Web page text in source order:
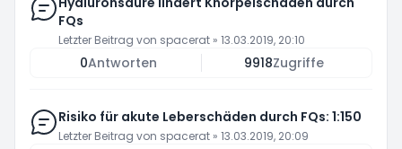
FQs
Letzter Beitrag von spacerat » 13.03.2019, 20:10
0Antworten 9918Zugriffe
Risiko für akute Leberschäden durch FQs: 1:150
Letzter Beitrag von spacerat » 13.03.2019, 20:09